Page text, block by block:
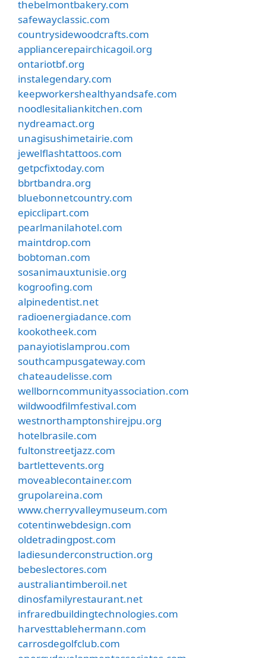
thebelmontbakery.com
safewayclassic.com
countrysidewoodcrafts.com
appliancerepairchicagoil.org
ontariotbf.org
instalegendary.com
keepworkershealthyandsafe.com
noodlesitaliankitchen.com
nydreamact.org
unagisushimetairie.com
jewelflashtattoos.com
getpcfixtoday.com
bbrtbandra.org
bluebonnetcountry.com
epicclipart.com
pearlmanilahotel.com
maintdrop.com
bobtoman.com
sosanimauxtunisie.org
kogroofing.com
alpinedentist.net
radioenergiadance.com
kookotheek.com
panayiotislamprou.com
southcampusgateway.com
chateaudelisse.com
wellborncommunityassociation.com
wildwoodfilmfestival.com
westnorthamptonshirejpu.org
hotelbrasile.com
fultonstreetjazz.com
bartlettevents.org
moveablecontainer.com
grupolareina.com
www.cherryvalleymuseum.com
cotentinwebdesign.com
oldetradingpost.com
ladiesunderconstruction.org
bebeslectores.com
australiantimberoil.net
dinosfamilyrestaurant.net
infraredbuildingtechnologies.com
harvesttablehermann.com
carrosdegolfclub.com